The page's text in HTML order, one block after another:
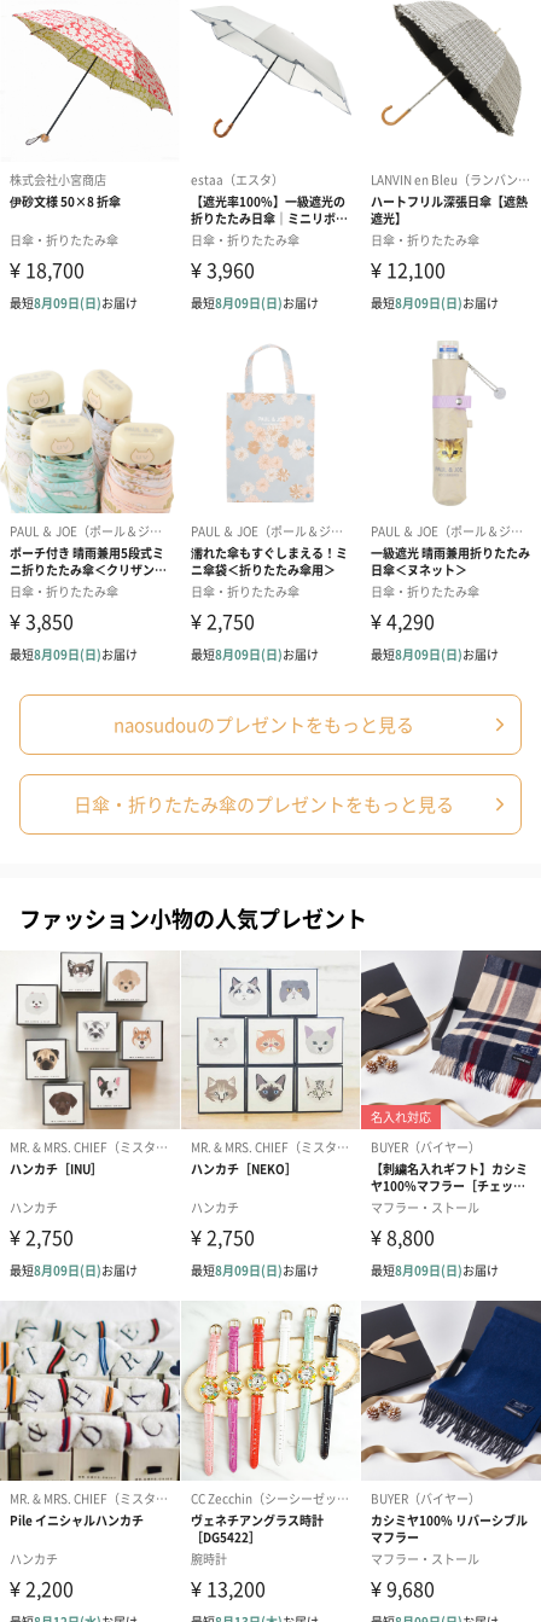
写真付きメッセージカ
ード（680円）
写真付きメッセージカ
ード（Thank you）ピ
ンク（680円）
【誕生日】
Birthday ホワ
刷なし）（
ラッピング
ギフトラッピングを施してお届けいたします。
コットン巾着 【誕生
日】（グレー）M（550
円）
コットン巾着 【誕生
日】（スモーキーピン
ク）M（550円）
コットン巾着
とう】 M（
生花
生花のブーケを同梱します。
※9-15時にご注文いただく場合、最短のお届け可能日が通常より
シーズンブーケ（ひま
わり）（1,880円）
ブーケ（ホワイトグリ
ーン）（1,650円）
ドライフラワー・プリザーブドフラワー
自然のお花で作ったドライフラワー・プリザーブドフラワーを同
梱します。
一部花材が写真と異なる場合がございます。予めご了承くださ
い。パッケージに入れてお届けします。
プリザーブドフラワー
ブーケ（ピンク）
（2,580円）
プリザーブドフラワー
ブーケ（ブルー）
（2,580円）
アミュレット
ク）（1,500円
ぬいぐるみ
愛らしいぬいぐるみを同梱してお届けします。
誕生日・記念日・出産祝いなどのシーンにおすすめです。
naosudouのプレゼントをもっと見る
日傘・折りたたみ傘のプレゼントをもっと見る
ファッション小物の人気プレゼント